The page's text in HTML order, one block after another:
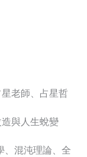
老師、占星哲
與人生蛻變
、混沌理論、全